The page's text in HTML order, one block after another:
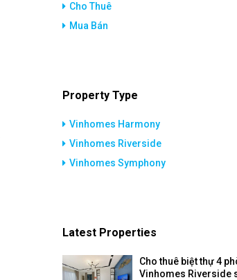
Cho Thuê
Mua Bán
Property Type
Vinhomes Harmony
Vinhomes Riverside
Vinhomes Symphony
Latest Properties
Cho thuê biệt thự 4
Vinhomes Riverside